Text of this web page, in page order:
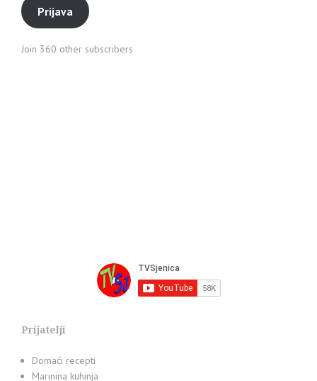
Prijava
Join 360 other subscribers
Prijatelji
Domaći recepti
Marinina kuhinja